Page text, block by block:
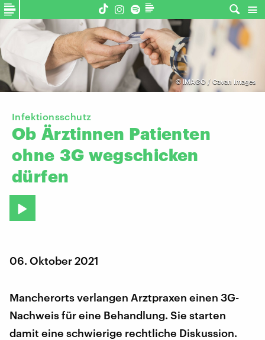
© IMAGO / Cavan Images
Infektionsschutz
Ob Ärztinnen Patienten
ohne 3G wegschicken
dürfen
06. Oktober 2021
Mancherorts verlangen Arztpraxen einen 3G-
Nachweis für eine Behandlung. Sie starten
damit eine schwierige rechtliche Diskussion.